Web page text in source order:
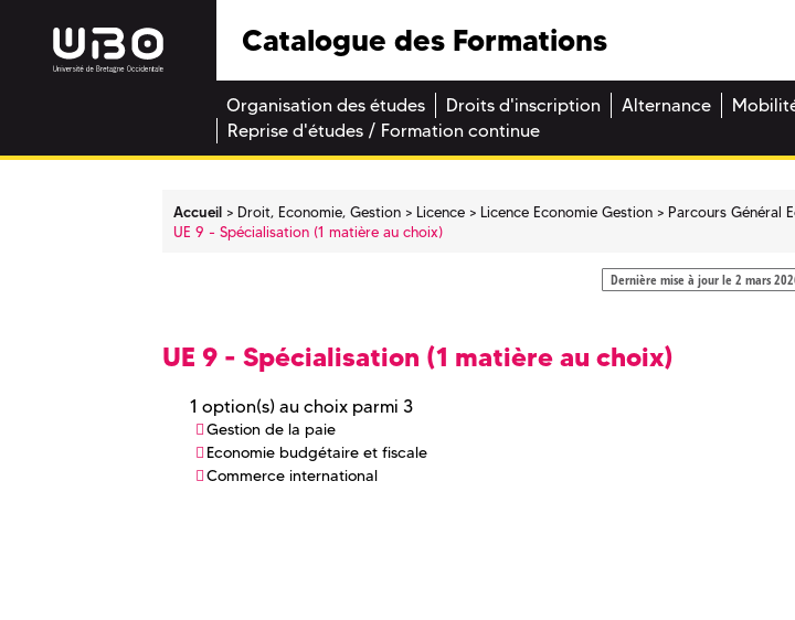
Catalogue des Formations
Organisation des études Droits d'inscription Alternance
Reprise d'études / Formation continue
Accueil Droit, Economie, Gestion Licence Licence Economie Gestion
Parcours Général
UE 9 - Spécialisation (1 matière au choix)
Dernière mise à jour le 2 mars
UE 9 - Spécialisation (1 matière au choix)
1 option(s) au choix parmi 3
Gestion de la paie
Economie budgétaire et fiscale
Commerce international